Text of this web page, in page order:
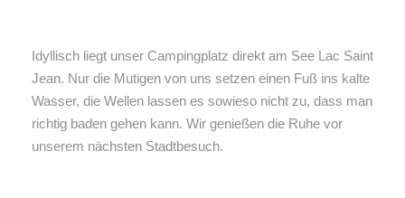
Idyllisch liegt unser Campingplatz direkt am See Lac Saint
Jean. Nur die Mutigen von uns setzen einen Fuß ins kalte
Wasser, die Wellen lassen es sowieso nicht zu, dass man
richtig baden gehen kann. Wir genießen die Ruhe vor
unserem nächsten Stadtbesuch.